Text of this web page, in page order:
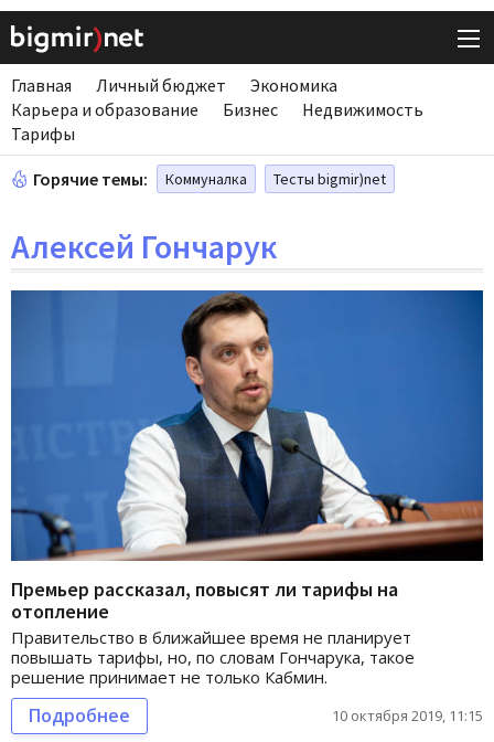
Главная Личный бюджет
Экономика
Карьера и образование
Бизнес
Недвижимость
Тарифы
Горячие темы: Коммуналка Тесты bigmir)net
Алексей Гончарук
Премьер рассказал, повысят ли тарифы на
отопление
Правительство в ближайшее время не планирует
повышать тарифы, но, по словам Гончарука, такое
решение принимает не только Кабмин.
Подробнее 10 октября 2019, 11:15